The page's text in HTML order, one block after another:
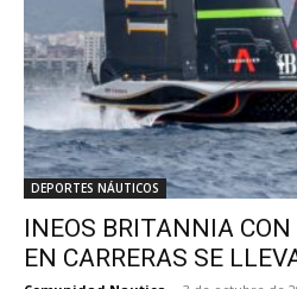
DEPORTES NÁUTICOS
INEOS BRITANNIA
EN CARRERAS SE